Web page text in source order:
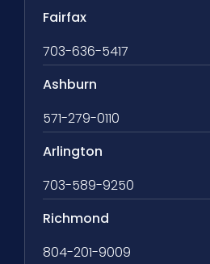
Fairfax
703-636-5417
Ashburn
571-279-0110
Arlington
703-589-9250
Richmond
804-201-9009